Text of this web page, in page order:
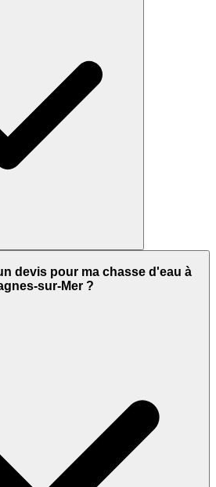
devis pour ma chasse d'eau à
sur-Mer ?